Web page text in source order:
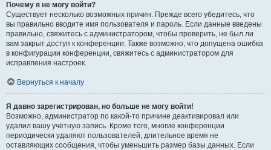
Почему я не могу войти?
Существует несколько возможных причин. Прежде всего убедитесь, что
вы правильно вводите имя пользователя и пароль. Если данные введены
правильно, свяжитесь с администратором, чтобы проверить, не был ли
вам закрыт доступ к конференции. Также возможно, что допущена ошибка
в конфигурации конференции, свяжитесь с администратором для
исправления настроек.
Вернуться к началу
Я давно зарегистрирован, но больше не могу войти!
Возможно, администратор по какой-то причине деактивировал или
удалил вашу учётную запись. Кроме того, многие конференции
периодически удаляют пользователей, длительное время не
оставляющих сообщения, чтобы уменьшить размер базы данных. Если